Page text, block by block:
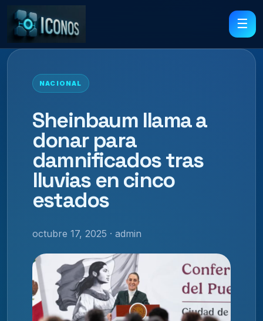
☰
NACIONAL
Sheinbaum llama a
donar para
damnificados tras
lluvias en cinco
estados
octubre 17, 2025 · admin